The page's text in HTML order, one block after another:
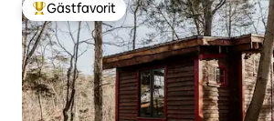
Populär gästfavorit
Gästfavorit